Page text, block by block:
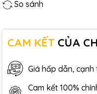
So sánh
CAM KẾT CỦA
Giá hấp dẫn,
Cam kết 100%